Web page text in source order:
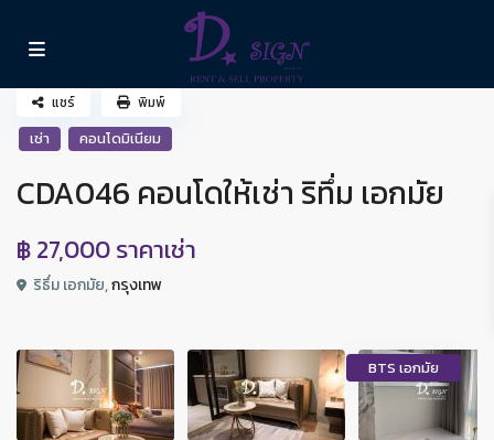
เช่า คอนโดมิเนียม
CDA046 คอนโดให้เช่า ริทึ่ม เอกมัย
฿ 27,000ราคาเช่า
ริธึ่ม เอกมัย,กรุงเทพ
แชร์ พิมพ์
BTS เอกมัย